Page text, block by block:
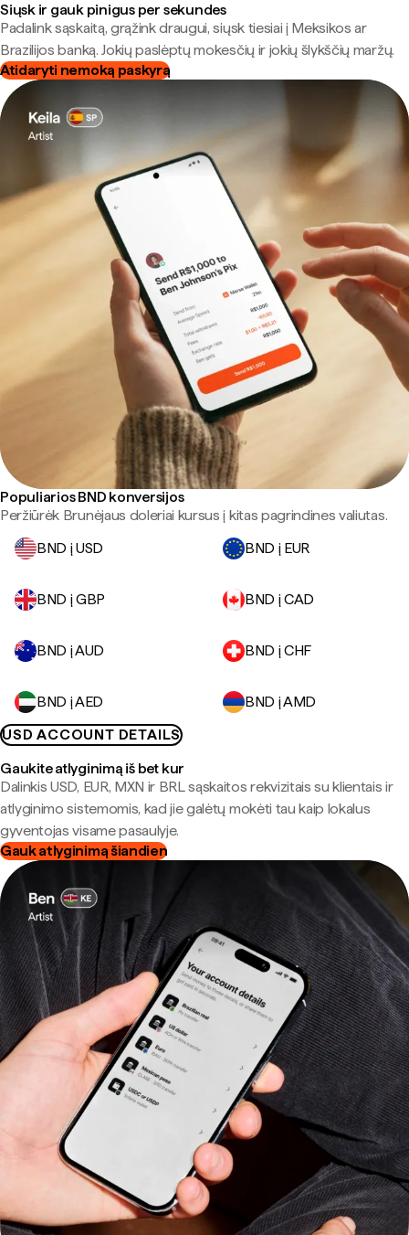
Siųsk ir gauk pinigus per sekundes
Padalink sąskaitą, grąžink draugui, siųsk tiesiai į Meksikos ar
Brazilijos banką. Jokių paslėptų mokesčių ir jokių šlykščių maržų.
Atidaryti nemoką paskyrą
Populiarios BND konversijos
Peržiūrėk Brunėjaus doleriai kursus į kitas pagrindines valiutas.
BND į USD
BND į EUR
BND į GBP BND į CAD
BND į AUD BND į CHF
BND į AED
BND į AMD
USD ACCOUNT DETAILS
Gaukite atlyginimą iš bet kur
Dalinkis USD, EUR, MXN ir BRL sąskaitos rekvizitais su klientais ir
atlyginimo sistemomis, kad jie galėtų mokėti tau kaip lokalus
gyventojas visame pasaulyje.
Gauk atlyginimą šiandien